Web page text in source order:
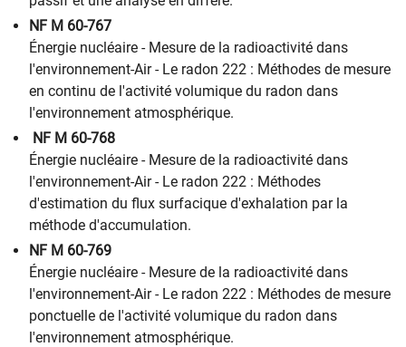
NF M 60-767
Énergie nucléaire - Mesure de la radioactivité dans
l'environnement-Air - Le radon 222 : Méthodes de mesure
en continu de l'activité volumique du radon dans
l'environnement atmosphérique.
NF M 60-768
Énergie nucléaire - Mesure de la radioactivité dans
l'environnement-Air - Le radon 222 : Méthodes
d'estimation du flux surfacique d'exhalation par la
méthode d'accumulation.
NF M 60-769
Énergie nucléaire - Mesure de la radioactivité dans
l'environnement-Air - Le radon 222 : Méthodes de mesure
ponctuelle de l'activité volumique du radon dans
l'environnement atmosphérique.